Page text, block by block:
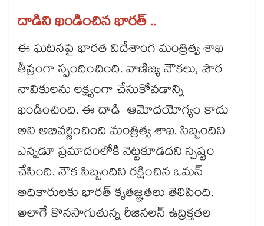
దాడిని ఖండించిన భారత్ ..
ఈ ఘటనపై భారత విదేశాంగ మంత్రిత్వ శాఖ
తీవ్రంగా స్పందించింది. వాణిజ్య నౌకలు, పౌర
నావికులను లక్ష్యంగా చేసుకోవడాన్ని
ఖండించింది. ఈ దాడి ఆమోదయోగ్యం కాదు
అని అభివర్ణించింది మంత్రిత్వ శాఖ. సిబ్బందిని
ఎన్నడూ ప్రమాదంలోకి నెట్టకూడదని స్పష్టం
చేసింది. నౌక సిబ్బందిని రక్షించిన ఒమన్
అధికారులకు భారత్ కృతజ్ఞతలు తెలిపింది.
అలాగే కొనసాగుతున్న రీజినలన్ ఉద్రిక్తతల